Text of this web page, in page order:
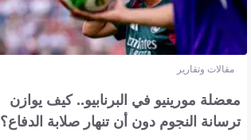
مقالات وتقارير
معضلة مورينيو في البرنابيو.. كيف يوازن
ترسانة النجوم دون أن تنهار صلابة الدفاع؟